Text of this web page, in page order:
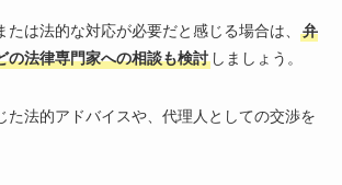
たは法的な対応が必要だと感じる場合は、
弁
の法律専門家への相談も検討しましょう。
た法的アドバイスや、代理人としての交渉を